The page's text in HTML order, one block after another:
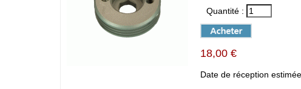
Quantité :
18,00 €
Date de réception